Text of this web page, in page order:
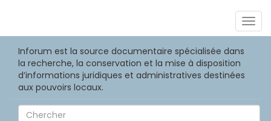
Inforum est la source documentaire spécialisée dans
la recherche, la conservation et la mise à disposition
d’informations juridiques et administratives destinées
aux pouvoirs locaux.